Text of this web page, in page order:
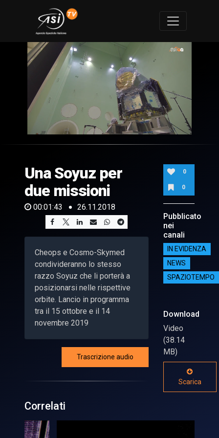
of
43
seconds
Una Soyuz per
due missioni
00:01:43 26.11.2018
Cheops e Cosmo-Skymed
condivideranno lo stesso
razzo Soyuz che li porterà a
posizionarsi nelle rispettive
orbite. Lancio in programma
tra il 15 ottobre e il 14
novembre 2019
Trascrizione audio
0
0
Pubblicato
nei
canali
IN EVIDENZA
NEWS
SPAZIOTEMPO
Download
Video
(38.14
MB)
Scarica
Correlati